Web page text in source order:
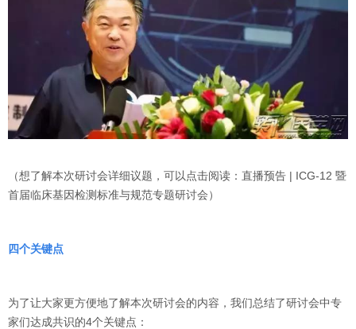
（想了解本次研讨会详细议题，可以点击阅读：直播预告 | ICG-12 暨
首届临床基因检测标准与规范专题研讨会）
四个关键点
为了让大家更方便地了解本次研讨会的内容，我们总结了研讨会中专
家们达成共识的4个关键点：